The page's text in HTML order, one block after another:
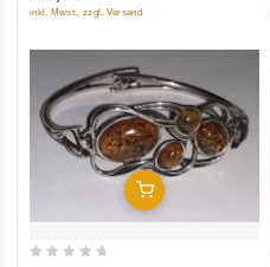
inkl. Mwst., zzgl. Versand
Добавить В Корзину